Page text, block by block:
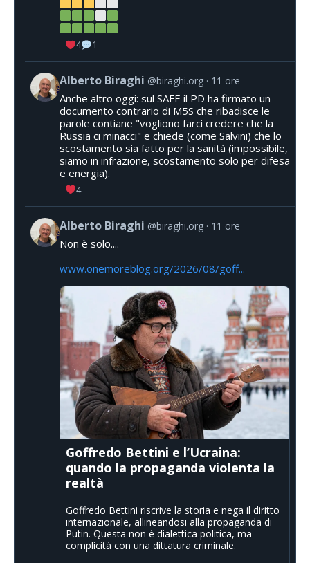
4 1
Alberto Biraghi @biraghi.org 11 ore
Anche altro oggi: sul SAFE il PD ha firmato un
documento contrario di M5S che ribadisce le
parole contiane "vogliono farci credere che la
Russia ci minacci" e chiede (come Salvini) che lo
scostamento sia fatto per la sanità (impossibile,
siamo in infrazione, scostamento solo per difesa
e energia).
4
Alberto Biraghi @biraghi.org 11 ore
Non è solo....
www.onemoreblog.org/2026/08/goff...
Goffredo Bettini e l’Ucraina:
quando la propaganda violenta la
realtà
Goffredo Bettini riscrive la storia e nega il diritto
internazionale, allineandosi alla propaganda di
Putin. Questa non è dialettica politica, ma
complicità con una dittatura criminale.